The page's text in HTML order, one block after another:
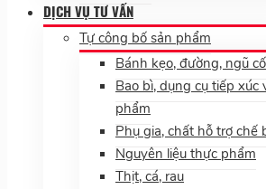
DỊCH VỤ TƯ VẤN
Tự công bố sản phẩm
Bánh kẹo, đường, ngũ
Bao bì, dụng cụ tiếp xúc
phẩm
Phụ gia, chất hỗ trợ chế
Nguyên liệu thực phẩm
Thịt, cá, rau